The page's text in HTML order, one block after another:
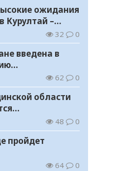
ожидания
Курултай –
мнения
32 0
введена в
62 0
области
акция «Таза
48 0
пройдет
64 0